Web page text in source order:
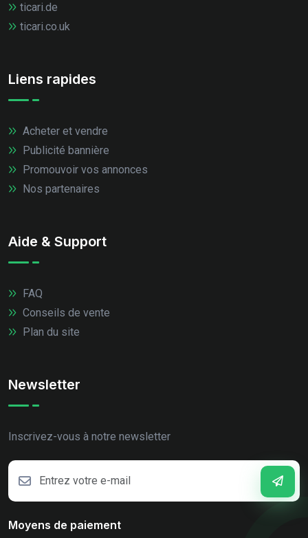
ticari.de
ticari.co.uk
Liens rapides
Acheter et vendre
Publicité bannière
Promouvoir vos annonces
Nos partenaires
Aide & Support
FAQ
Conseils de vente
Plan du site
Newsletter
Inscrivez-vous à notre newsletter
Moyens de paiement